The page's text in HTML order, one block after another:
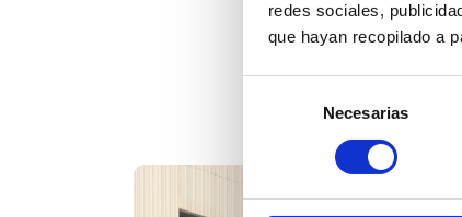
redes sociales,
que hayan recopilado a
consentimiento
Necesarias
300